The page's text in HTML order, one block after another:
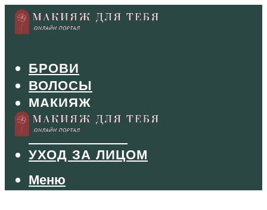
БРОВИ
ВОЛОСЫ
МАКИЯЖ
МАНИКЮР
ТУШЬ И ТЕНИ
УХОД ЗА ЛИЦОМ
Меню
Меню